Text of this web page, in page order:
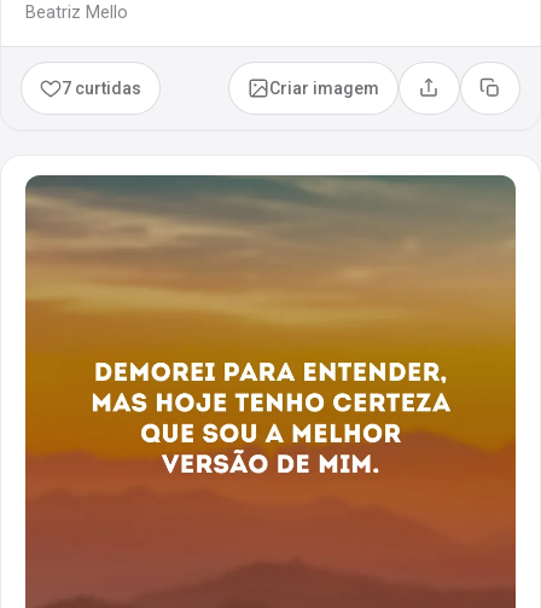
Beatriz Mello
7 curtidas Criar imagem Compartilhar
Copiar